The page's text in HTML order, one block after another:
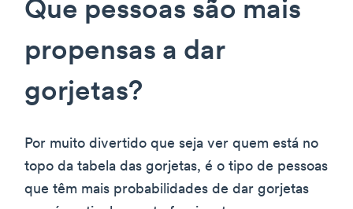
Que pessoas são mais
propensas a dar
gorjetas?
Por muito divertido que seja ver quem está no
topo da tabela das gorjetas, é o tipo de pessoas
que têm mais probabilidades de dar gorjetas